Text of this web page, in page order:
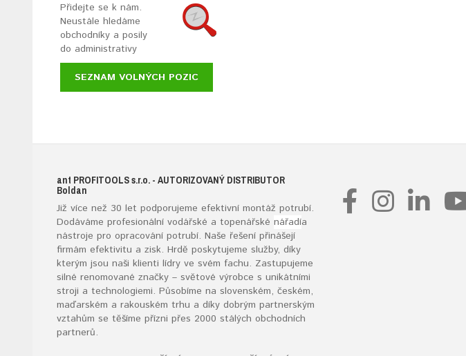
Přidejte se k nám.
Neustále hledáme
obchodníky a posily
do administrativy
SEZNAM VOLNÝCH POZIC
ant PROFITOOLSs.r.o. - AUTORIZOVANÝ DISTRIBUTOR
Boldan
Již více než 30 let podporujeme efektivní montáž potrubí.
Dodáváme profesionální vodářské a topenářské nářadía
nástroje pro opracování potrubí. Naše řešení přinášejí
firmám efektivitu a zisk. Hrdě poskytujeme služby, díky
kterým jsou naši klienti lídry ve svém fachu. Zastupujeme
silné renomované značky – světové výrobce s unikátními
stroji a technologiemi. Působíme na slovenském, českém,
maďarském a rakouském trhu a díky dobrým partnerským
vztahům se těšíme přízni přes 2000 stálých obchodních
partnerů.